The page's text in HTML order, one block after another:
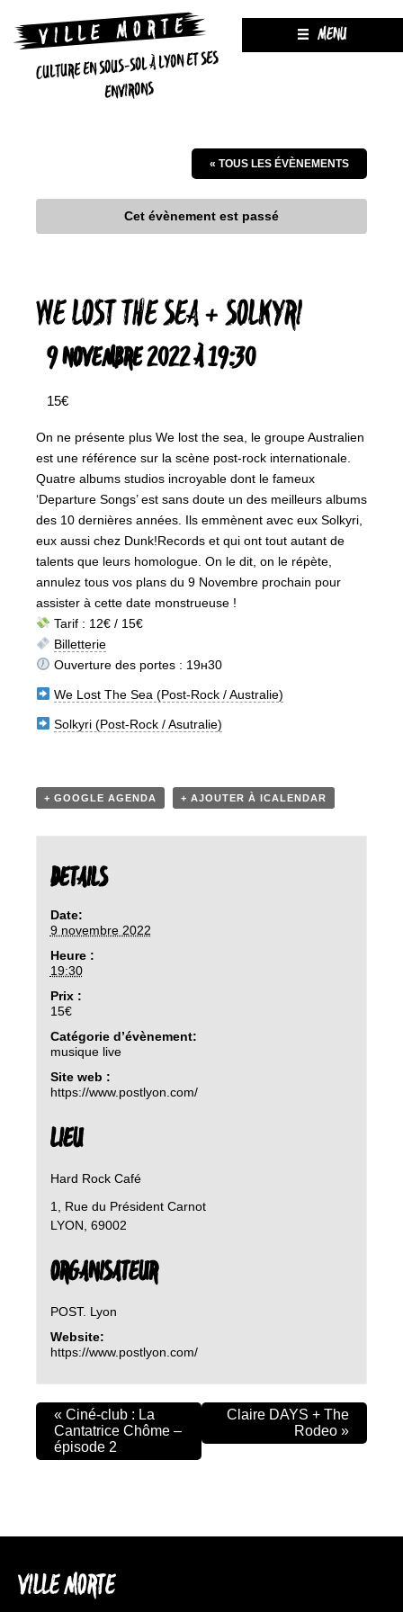
CULTURE EN SOUS-SOL À LYON ET SES
ENVIRONS
MENU
« TOUS LES ÉVÈNEMENTS
Cet évènement est passé
WE LOST THE SEA + SOLKYRI
9 NOVEMBRE 2022 À 19:30
15€
On ne présente plus We lost the sea, le groupe Australien
est une référence sur la scène post-rock internationale.
Quatre albums studios incroyable dont le fameux
‘Departure Songs’ est sans doute un des meilleurs albums
des 10 dernières années. Ils emmènent avec eux Solkyri,
eux aussi chez Dunk!Records et qui ont tout autant de
talents que leurs homologue. On le dit, on le répète,
annulez tous vos plans du 9 Novembre prochain pour
assister à cette date monstrueuse !
Tarif : 12€ / 15€
Billetterie
Ouverture des portes : 19ʜ30
We Lost The Sea (Post-Rock / Australie)
Solkyri (Post-Rock / Asutralie)
+ GOOGLE AGENDA + AJOUTER À ICALENDAR
DETAILS
Date:
9 novembre 2022
Heure :
19:30
Prix :
15€
Catégorie d’évènement:
musique live
Site web :
https://www.postlyon.com/
LIEU
Hard Rock Café
1, Rue du Président Carnot
LYON 69002
ORGANISATEUR
POST. Lyon
Website:
https://www.postlyon.com/
« Ciné-club : La
Cantatrice Chôme –
épisode 2
Claire DAYS + The
Rodeo »
VILLE MORTE